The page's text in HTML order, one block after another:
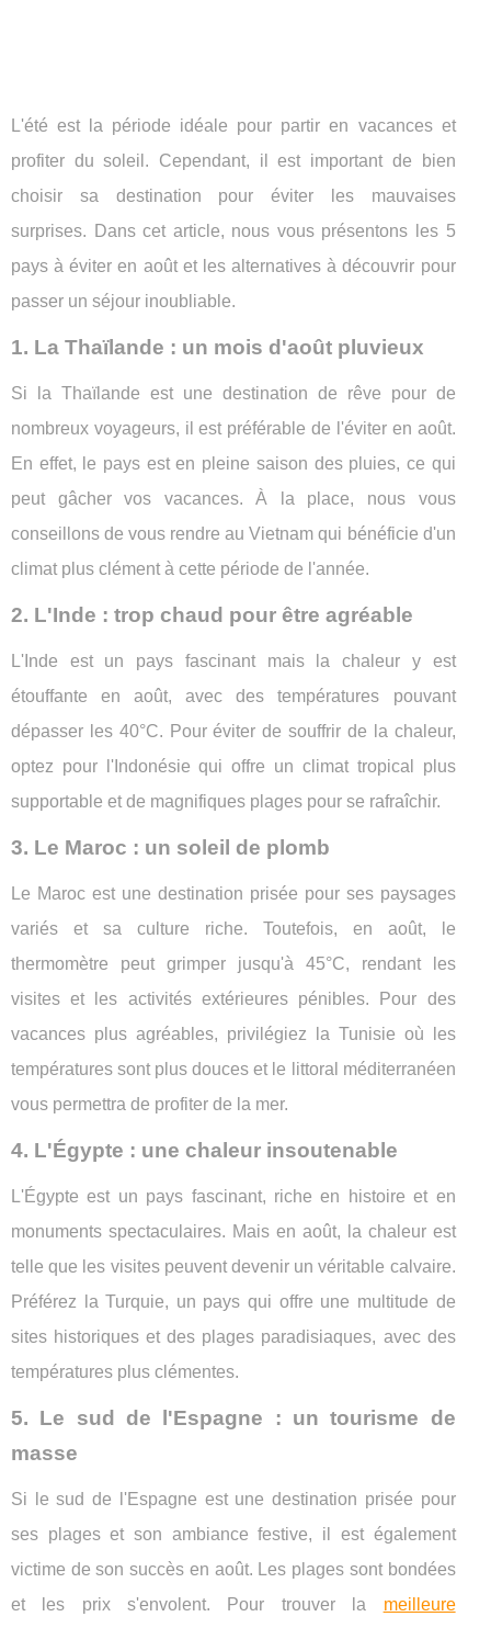
L'été est la période idéale pour partir en vacances et
profiter du soleil. Cependant, il est important de bien
choisir sa destination pour éviter les mauvaises
surprises. Dans cet article, nous vous présentons les 5
pays à éviter en août et les alternatives à découvrir pour
passer un séjour inoubliable.
1. La Thaïlande : un mois d'août pluvieux
Si la Thaïlande est une destination de rêve pour de
nombreux voyageurs, il est préférable de l'éviter en août.
En effet, le pays est en pleine saison des pluies, ce qui
peut gâcher vos vacances. À la place, nous vous
conseillons de vous rendre au Vietnam qui bénéficie d'un
climat plus clément à cette période de l'année.
2. L'Inde : trop chaud pour être agréable
L'Inde est un pays fascinant mais la chaleur y est
étouffante en août, avec des températures pouvant
dépasser les 40°C. Pour éviter de souffrir de la chaleur,
optez pour l'Indonésie qui offre un climat tropical plus
supportable et de magnifiques plages pour se rafraîchir.
3. Le Maroc : un soleil de plomb
Le Maroc est une destination prisée pour ses paysages
variés et sa culture riche. Toutefois, en août, le
thermomètre peut grimper jusqu'à 45°C, rendant les
visites et les activités extérieures pénibles. Pour des
vacances plus agréables, privilégiez la Tunisie où les
températures sont plus douces et le littoral méditerranéen
vous permettra de profiter de la mer.
4. L'Égypte : une chaleur insoutenable
L'Égypte est un pays fascinant, riche en histoire et en
monuments spectaculaires. Mais en août, la chaleur est
telle que les visites peuvent devenir un véritable calvaire.
Préférez la Turquie, un pays qui offre une multitude de
sites historiques et des plages paradisiaques, avec des
températures plus clémentes.
5. Le sud de l'Espagne : un tourisme de
masse
Si le sud de l'Espagne est une destination prisée pour
ses plages et son ambiance festive, il est également
victime de son succès en août. Les plages sont bondées
et les prix s'envolent. Pour trouver la meilleure